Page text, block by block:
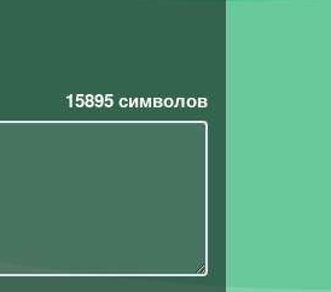
15895символов